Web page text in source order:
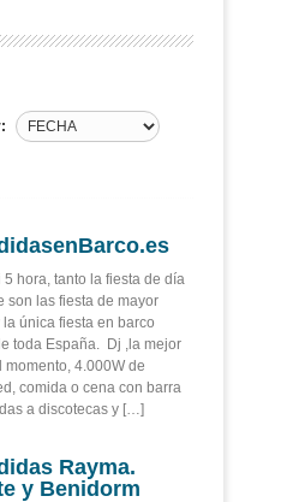
5 hora, tanto la fiesta de día
son las fiesta de mayor
única fiesta en barco
toda España. Dj ,la mejor
momento, 4.000W de
comida o cena con barra
a discotecas y […]
Rayma.
y Benidorm